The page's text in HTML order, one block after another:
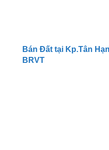
Bán Đất tại Kp.Tân
BRVT